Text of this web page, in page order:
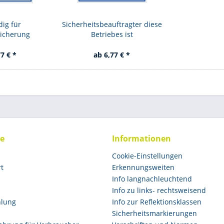
für
€ *
Sicherheitsbeauftragter diese
Betriebes ist
ab 6,77 € *
Informationen
Cookie-Einstellungen
Erkennungsweiten
Info langnachleuchtend
Info zu links- rechtsweisend
Info zur Reflektionsklassen
Sicherheitsmarkierungen